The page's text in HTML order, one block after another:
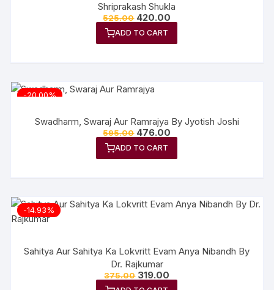
Shriprakash Shukla
525.00 420.00
ADD TO CART
-20.00%
Swadharm, Swaraj Aur Ramrajya By Jyotish Joshi
595.00 476.00
ADD TO CART
-14.93%
Sahitya Aur Sahitya Ka Lokvritt Evam Anya Nibandh By
Dr. Rajkumar
375.00 319.00